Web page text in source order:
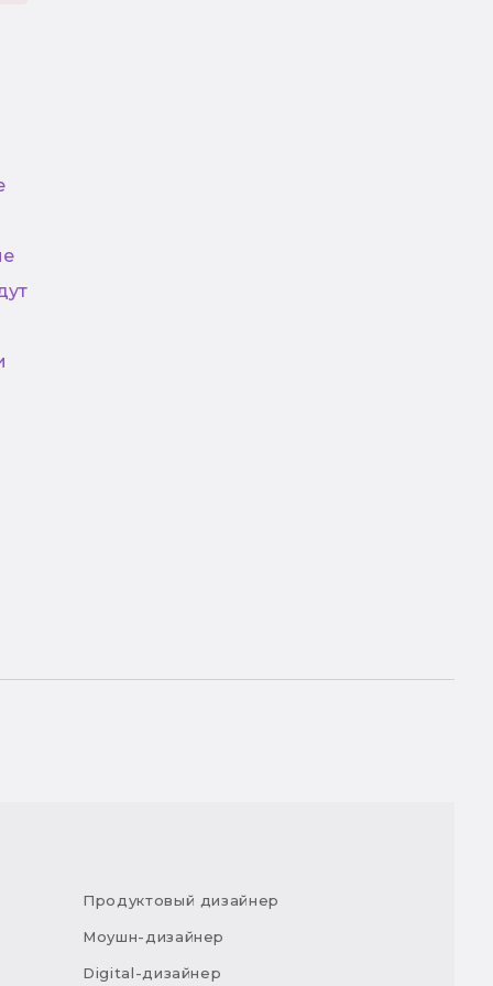
Продуктовый дизайнер
Моушн-дизайнер
Digital-дизайнер